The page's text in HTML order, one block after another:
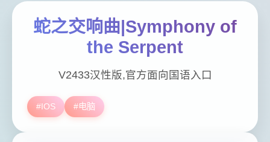
蛇之交响曲|Symphony of
the Serpent
V2433汉性版,官方面向国语入口
#IOS #电脑